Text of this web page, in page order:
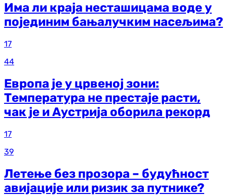
Има ли краја несташицама воде у
појединим бањалучким насељима?
17
44
Европа је у црвеној зони:
Температура не престаје расти,
чак је и Аустрија оборила рекорд
17
39
Летење без прозора – будућност
авијације или ризик за путнике?